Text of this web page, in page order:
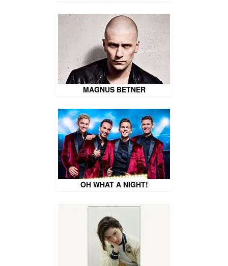
MAGNUS BETNER
OH WHAT A NIGHT!